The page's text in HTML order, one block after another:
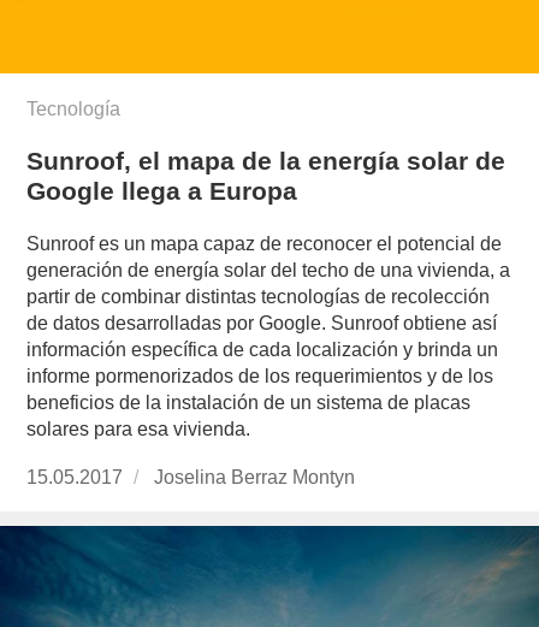
Tecnología
Sunroof, el mapa de la energía solar de
Google llega a Europa
Sunroof es un mapa capaz de reconocer el potencial de
generación de energía solar del techo de una vivienda, a
partir de combinar distintas tecnologías de recolección
de datos desarrolladas por Google. Sunroof obtiene así
información específica de cada localización y brinda un
informe pormenorizados de los requerimientos y de los
beneficios de la instalación de un sistema de placas
solares para esa vivienda.
Publicado
15.05.2017
https://www.experimenta.es/author/joselina-
Joselina Berraz Montyn